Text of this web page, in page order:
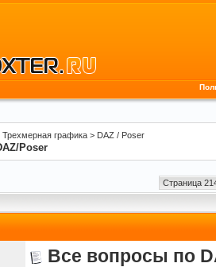
Трехмерная графика > DAZ / Poser
Poser
Страница
Все вопросы по